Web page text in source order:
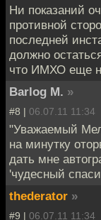
Ни показаний
противной
последней
должно
что ИМХО еще
Barlog M. »
#8 | 06.07.11 11:34
"Уважаемый
на минутку
дать мне
'чудесный
thederator »
#9 | 06.07.11 11:34